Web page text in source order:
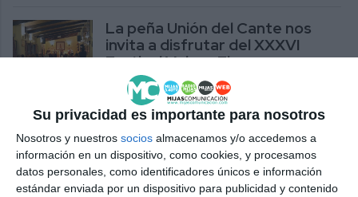
Su privacidad es importante para nosotros
Nosotros y nuestros socios almacenamos y/o accedemos a
información en un dispositivo, como cookies, y procesamos
datos personales, como identificadores únicos e información
estándar enviada por un dispositivo para publicidad y contenido
La peña Unión del Cante nos
invita a disfrutar del XXXVI
Festival Velero Flamenco
ACTUALIDAD
Festival Velero Flamenco, 35
años de puro arte flamenco
ACTUALIDAD